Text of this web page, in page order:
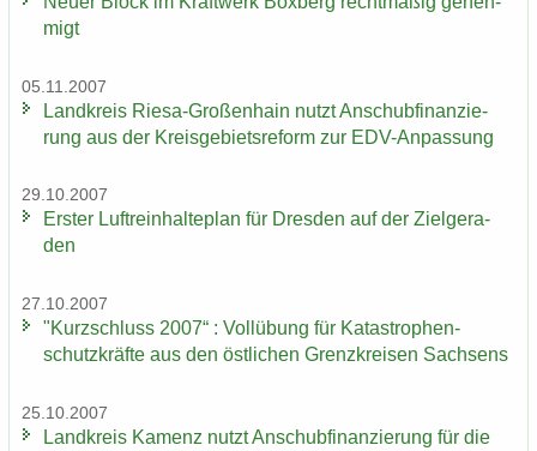
migt
05.11.2007
Land­kreis Riesa-​Großenhain nutzt An­schub­fi­nan­zie­
rung aus der Kreis­ge­biets­re­form zur EDV-​Anpassung
29.10.2007
Ers­ter Luft­rein­hal­te­plan für Dres­den auf der Ziel­ge­ra­
den
27.10.2007
"Kurz­schluss 2007“ : Voll­übung für Ka­ta­stro­phen­
schutz­kräf­te aus den öst­li­chen Grenz­krei­sen Sach­sens
25.10.2007
Land­kreis Ka­menz nutzt An­schub­fi­nan­zie­rung für die